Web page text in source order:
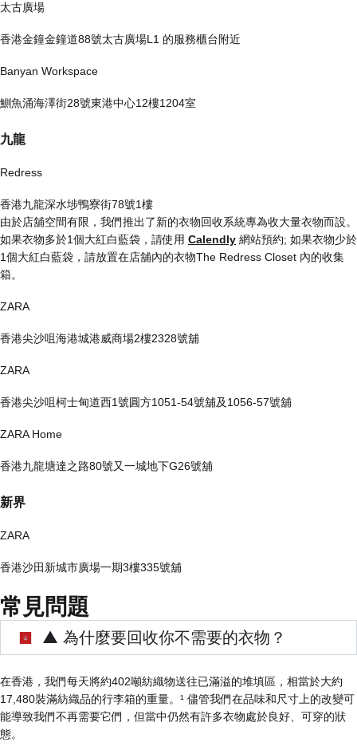
太古廣場
香港金鐘金鐘道88號太古廣場L1 的服務櫃台附近
Banyan Workspace
鰂魚涌海澤街28號東港中心12樓1204室
九龍
Redress
香港九龍深水埗鴨寮街78號1樓
由於店舖空間有限，我們推出了新的衣物回收系統專為收大量衣物而設。
如果衣物多於1個大紅白藍袋，請使用 Calendly 網站預約; 如果衣物少於
1個大紅白藍袋，請放置在店舖內的衣物The Redress Closet 內的收集
箱。
ZARA
香港尖沙咀海港城港威商場2樓2328號舖
ZARA
香港尖沙咀柯士甸道西1號圓方1051-54號舖及1056-57號舖
ZARA Home
香港九龍塘達之路80號又一城地下G26號舖
新界
ZARA
香港沙田新城市廣場一期3樓335號舖
常見問題
▲ 為什麼要回收你不需要的衣物？
在香港，我們每天將約402噸紡織物送往已滿溢的堆填區 ，相當於大約
17,480裝滿紡織品的行李箱的重量。¹ 儘管我們在品味和尺寸上的改變可
能導致我們不再需要它們，但當中仍然有許多衣物處於良好、可穿的狀
態。